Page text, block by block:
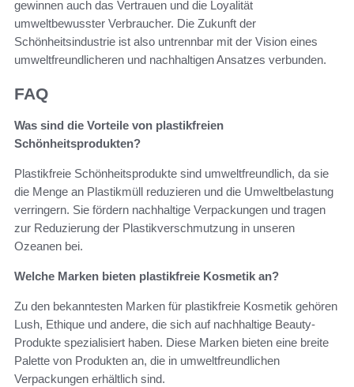
gewinnen auch das Vertrauen und die Loyalität
umweltbewusster Verbraucher. Die Zukunft der
Schönheitsindustrie ist also untrennbar mit der Vision eines
umweltfreundlicheren und nachhaltigen Ansatzes verbunden.
FAQ
Was sind die Vorteile von plastikfreien
Schönheitsprodukten?
Plastikfreie Schönheitsprodukte sind umweltfreundlich, da sie
die Menge an Plastikmüll reduzieren und die Umweltbelastung
verringern. Sie fördern nachhaltige Verpackungen und tragen
zur Reduzierung der Plastikverschmutzung in unseren
Ozeanen bei.
Welche Marken bieten plastikfreie Kosmetik an?
Zu den bekanntesten Marken für plastikfreie Kosmetik gehören
Lush, Ethique und andere, die sich auf nachhaltige Beauty-
Produkte spezialisiert haben. Diese Marken bieten eine breite
Palette von Produkten an, die in umweltfreundlichen
Verpackungen erhältlich sind.